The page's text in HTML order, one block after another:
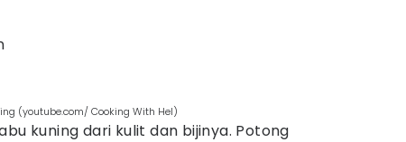
(youtube.com/ Cooking With Hel)
kuning dari kulit dan bijinya. Potong